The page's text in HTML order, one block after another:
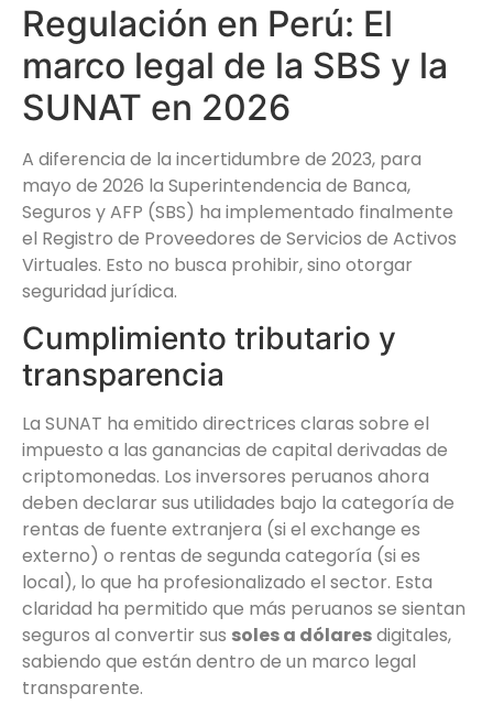
Regulación en Perú: El
marco legal de la SBS y la
SUNAT en 2026
A diferencia de la incertidumbre de 2023, para
mayo de 2026 la Superintendencia de Banca,
Seguros y AFP (SBS) ha implementado finalmente
el Registro de Proveedores de Servicios de Activos
Virtuales. Esto no busca prohibir, sino otorgar
seguridad jurídica.
Cumplimiento tributario y
transparencia
La SUNAT ha emitido directrices claras sobre el
impuesto a las ganancias de capital derivadas de
criptomonedas. Los inversores peruanos ahora
deben declarar sus utilidades bajo la categoría de
rentas de fuente extranjera (si el exchange es
externo) o rentas de segunda categoría (si es
local), lo que ha profesionalizado el sector. Esta
claridad ha permitido que más peruanos se sientan
seguros al convertir sus soles a dólaresdigitales,
sabiendo que están dentro de un marco legal
transparente.